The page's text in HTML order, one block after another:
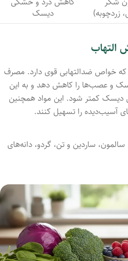
زردچوبه)
دیسک
که خواص ضدالتهابی قوی دارد. مصرف
و عصب‌ها را کاهش دهد و به این
دیسک کمتر شود. این مواد همچنین
آسیب‌دیده را تسهیل کنند.
ساردین و تن، گردو، دانه‌های